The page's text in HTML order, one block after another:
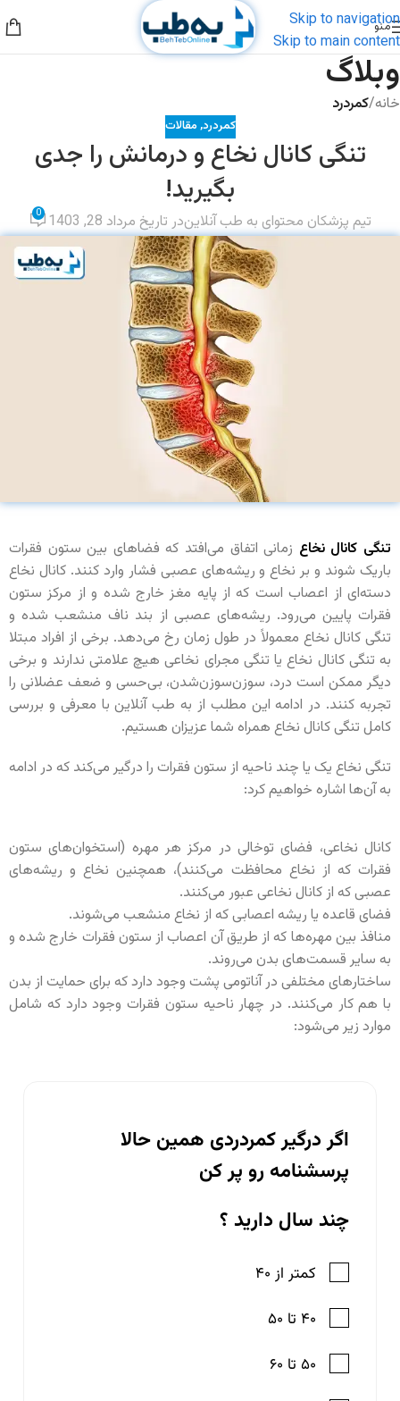
Skip to navigation
Skip to main content
منو
وبلاگ
خانه/کمردرد
کمردرد, مقالات
تنگی کانال نخاع و درمانش را جدی
بگیرید!
تیم پزشکان محتوای به طب آنلایندر تاریخ مرداد 28, 1403 0
تنگی کانال نخاع زمانی اتفاق می‌افتد که فضاهای بین ستون فقرات
باریک ‌شوند و بر نخاع و ریشه‌های عصبی فشار وارد کنند. کانال نخاع
دسته‌ای از اعصاب است که از پایه مغز خارج شده و از مرکز ستون
فقرات پایین می‌رود. ریشه‌های عصبی از بند ناف منشعب شده و
تنگی کانال نخاع معمولاً در طول زمان رخ می‌دهد. برخی از افراد مبتلا
به تنگی کانال نخاع یا تنگی مجرای نخاعی هیچ علامتی ندارند و برخی
دیگر ممکن است درد، سوزن‌سوزن‌شدن، بی‌حسی و ضعف عضلانی را
تجربه کنند. در ادامه این مطلب از به طب آنلاین با معرفی و بررسی
کامل تنگی کانال نخاع همراه شما عزیزان هستیم.
تنگی نخاع یک یا چند ناحیه از ستون فقرات را درگیر می‌کند که در ادامه
به آن‌ها اشاره خواهیم کرد:
کانال نخاعی، فضای توخالی در مرکز هر مهره (استخوان‌های ستون
فقرات که از نخاع محافظت می‌کنند)، همچنین نخاع و ریشه‌های
عصبی که از کانال نخاعی عبور می‌کنند.
فضای قاعده یا ریشه اعصابی که از نخاع منشعب می‌شوند.
منافذ بین مهره‌ها که از طریق آن اعصاب از ستون فقرات خارج شده و
به سایر قسمت‌های بدن می‌روند.
ساختارهای مختلفی در آناتومی پشت وجود دارد که برای حمایت از بدن
با هم کار می‌کنند. در چهار ناحیه ستون فقرات وجود دارد که شامل
موارد زیر می‌شود: